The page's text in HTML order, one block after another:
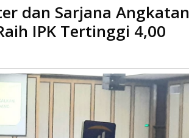
Natalia Christina Raih IPK Tertinggi 4,00
dan Sarjana Angkatan
IPK Tertinggi 4,00